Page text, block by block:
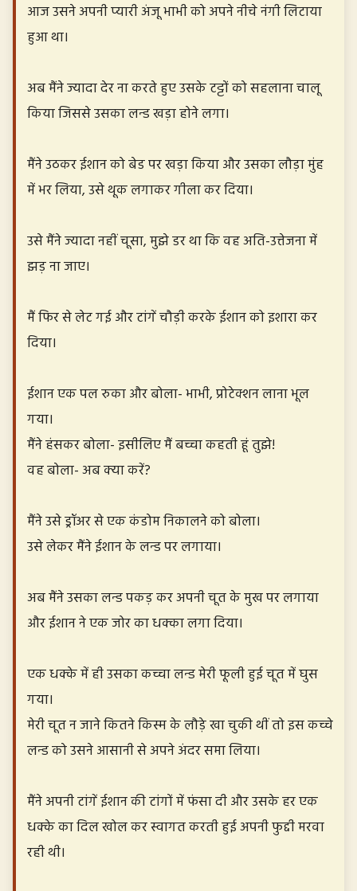
आज उसने अपनी प्यारी अंजू भाभी को अपने नीचे नंगी लिटाया
हुआ था।
अब मैंने ज्यादा देर ना करते हुए उसके टट्टों को सहलाना चालू
किया जिससे उसका लन्ड खड़ा होने लगा।
मैंने उठकर ईशान को बेड पर खड़ा किया और उसका लौड़ा मुंह
में भर लिया, उसे थूक लगाकर गीला कर दिया।
उसे मैंने ज्यादा नहीं चूसा, मुझे डर था कि वह अति-उत्तेजना में
झड़ ना जाए।
मैं फिर से लेट गई और टांगें चौड़ी करके ईशान को इशारा कर
दिया।
ईशान एक पल रुका और बोला- भाभी, प्रोटेक्शन लाना भूल
गया।
मैंने हंसकर बोला- इसीलिए मैं बच्चा कहती हूं तुझे!
वह बोला- अब क्या करें?
मैंने उसे ड्रॉअर से एक कंडोम निकालने को बोला।
उसे लेकर मैंने ईशान के लन्ड पर लगाया।
अब मैंने उसका लन्ड पकड़ कर अपनी चूत के मुख पर लगाया
और ईशान ने एक जोर का धक्का लगा दिया।
एक धक्के में ही उसका कच्चा लन्ड मेरी फूली हुई चूत में घुस
गया।
मेरी चूत न जाने कितने किस्म के लौड़े खा चुकी थीं तो इस कच्चे
लन्ड को उसने आसानी से अपने अंदर समा लिया।
मैंने अपनी टांगें ईशान की टांगों में फंसा दी और उसके हर एक
धक्के का दिल खोल कर स्वागत करती हुई अपनी फुद्दी मरवा
रही थी।